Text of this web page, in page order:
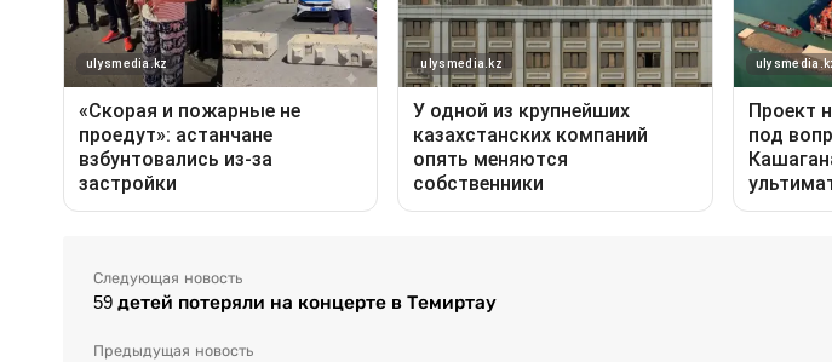
Следующая новость
59 детей потеряли на концерте в Темиртау
Предыдущая новость